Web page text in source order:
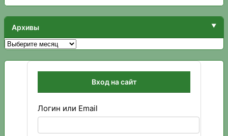
Архивы
Архивы
Вход на сайт
Логин или Email